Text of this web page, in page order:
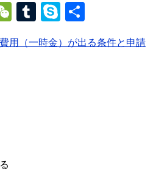
W
C
T
u
m
S
p
用（一時金）が出る条件と申請